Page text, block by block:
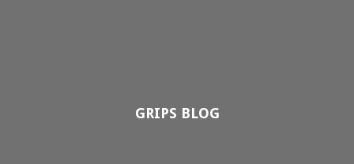
GRIPS BLOG